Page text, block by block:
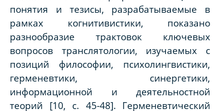
понятия и тезисы, разрабатываемые в
рамках когнитивистики, показано
разнообразие трактовок ключевых
вопросов транслятологии, изучаемых с
позиций философии, психолингвистики,
герменевтики, синергетики,
информационной и деятельностной
теорий [10, с. 45-48]. Герменевтический